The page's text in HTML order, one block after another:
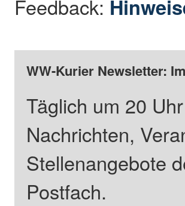
Feedback:
WW-Kurier Newsletter:
Täglich um 20
Nachrichten,
Stellenangebote
Postfach.